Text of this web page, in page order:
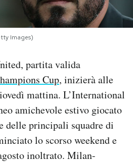
Images)
partita valida
Cup, inizierà alle
mattina. L’International
amichevole estivo giocato
delle principali squadre di
lo scorso weekend e
inoltrato. Milan-